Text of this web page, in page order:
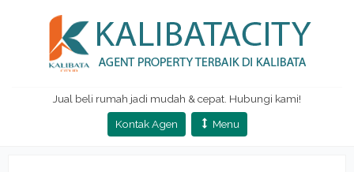
Jual beli rumah jadi mudah & cepat. Hubungi kami!
Kontak Agen
Menu